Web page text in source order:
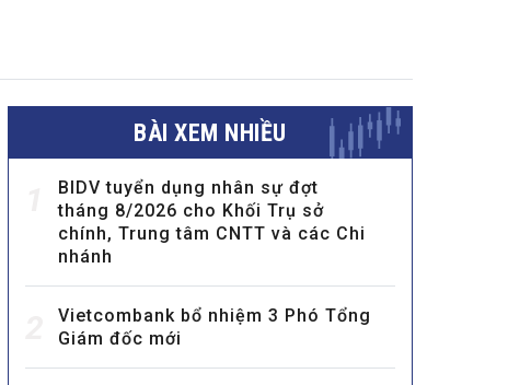
BÀI XEM NHIỀU
BIDV tuyển dụng nhân sự đợt
tháng 8/2026 cho Khối Trụ sở
chính, Trung tâm CNTT và các Chi
nhánh
Vietcombank bổ nhiệm 3 Phó Tổng
Giám đốc mới